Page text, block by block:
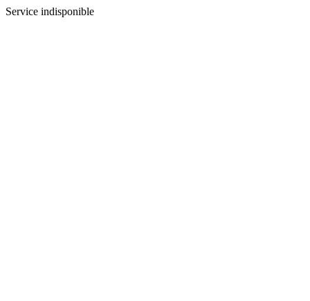
Service indisponible